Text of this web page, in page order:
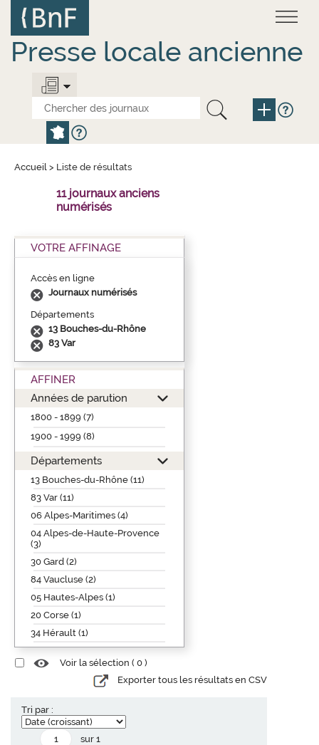
contenu
principal
Presse locale ancienne
Accueil > Liste de résultats
11 journaux anciens
numérisés
VOTRE AFFINAGE
Accès en ligne
Journaux numérisés
Départements
13 Bouches-du-Rhône
83 Var
AFFINER
Années de parution
1800 - 1899 (7)
1900 - 1999 (8)
Départements
13 Bouches-du-Rhône (11)
83 Var (11)
06 Alpes-Maritimes (4)
04 Alpes-de-Haute-Provence
(3)
30 Gard (2)
84 Vaucluse (2)
05 Hautes-Alpes (1)
20 Corse (1)
34 Hérault (1)
Voir la sélection ( 0 )
Exporter tous les résultats en CSV
Tri par :
sur 1
Panneau de gestion des cookies